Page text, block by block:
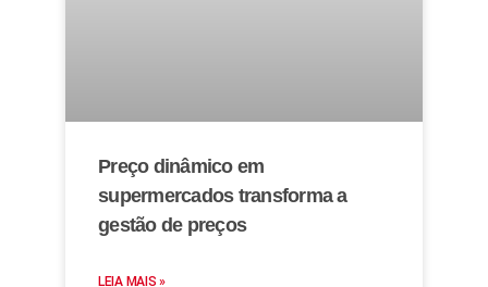
Preço dinâmico em
supermercados transforma a
gestão de preços
LEIA MAIS »